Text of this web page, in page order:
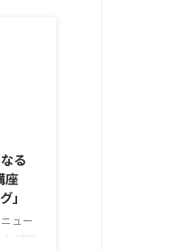
る
座
」
ュー
プロ